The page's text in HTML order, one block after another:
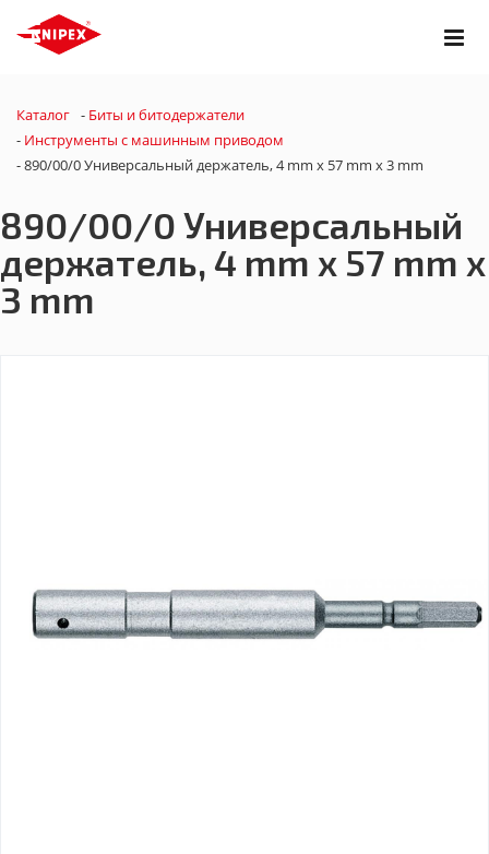
Каталог - Биты и битодержатели
- Инструменты с машинным приводом
-890/00/0 Универсальный держатель, 4 mm x 57 mm x 3 mm
890/00/0 Универсальный
держатель, 4 mm x 57 mm x
3 mm